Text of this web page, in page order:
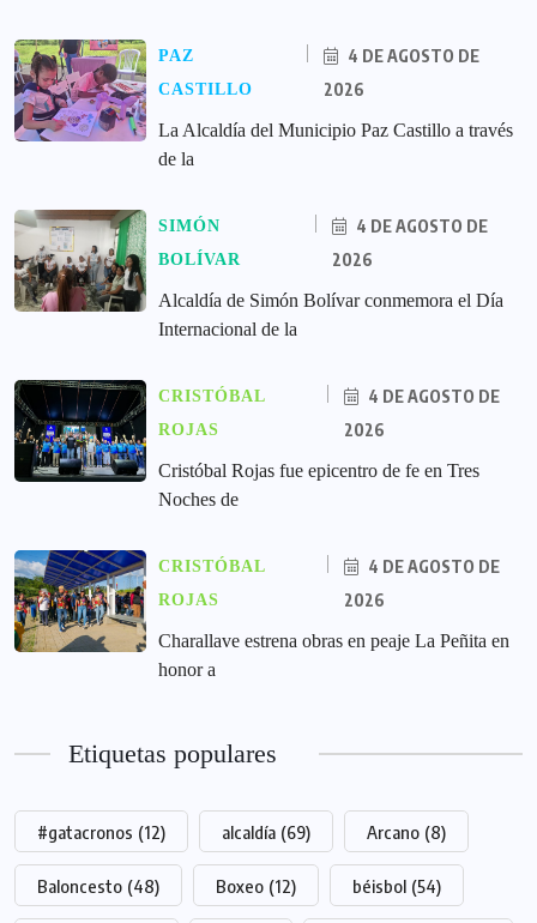
PAZ
CASTILLO
4 DE AGOSTO DE
2026
La Alcaldía del Municipio Paz Castillo a través
de la
SIMÓN
BOLÍVAR
4 DE AGOSTO DE
2026
Alcaldía de Simón Bolívar conmemora el Día
Internacional de la
CRISTÓBAL
ROJAS
4 DE AGOSTO DE
2026
Cristóbal Rojas fue epicentro de fe en Tres
Noches de
CRISTÓBAL
ROJAS
4 DE AGOSTO DE
2026
Charallave estrena obras en peaje La Peñita en
honor a
Etiquetas populares
#gatacronos (12) alcaldía (69) Arcano (8)
Baloncesto (48) Boxeo (12) béisbol (54)